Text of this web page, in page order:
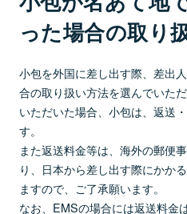
った場合の取り
小包を外国に差し出す際、差出
合の取り扱い方法を選んでいた
いただいた場合、小包は、返送
す。
また返送料金等は、海外の郵便
り、日本から差し出す際にかか
ますので、ご了承願います。
なお、EMSの場合には返送料金